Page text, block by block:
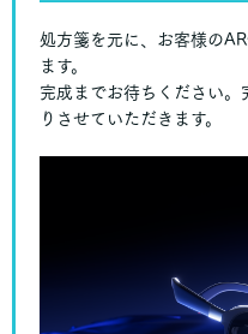
処方箋を元に、お客様の
ます。
完成までお待ちください。
りさせていただきます。